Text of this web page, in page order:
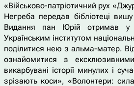
«Військово-патріотичний рух
Негреба передав бібліотеці вишу
Видання пан Юрій отримав у
Українським інститутом
поділитися нею з альма-матер.
ознайомитися з
викарбувані історії минулих і
зрізають коси», «Волонтери: